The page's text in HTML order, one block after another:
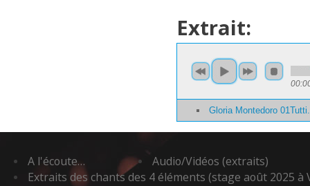
Extrait:
Gloria Montedoro
A l'écoute…
Audio/Vidéos (extraits)
Extraits des chants des 4 éléments (stage août 2025 à